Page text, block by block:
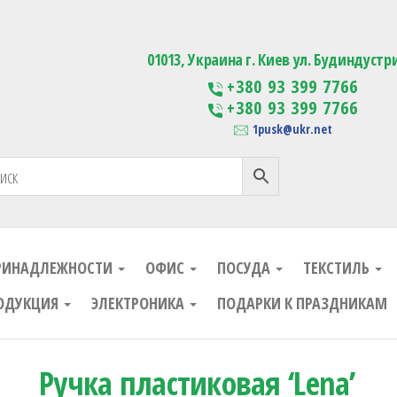
Изготовление сувенирной
01013, Украина г. Киев ул.
+380 93 399 7766
+380 93 399 7766
1pusk@ukr.net
ОФИС ПОСУДА ТЕКСТИЛЬ
ЭЛЕКТРОНИКА ПОДАРКИ К ПРАЗДНИКАМ
Ручка пластиковая ‘Lena’